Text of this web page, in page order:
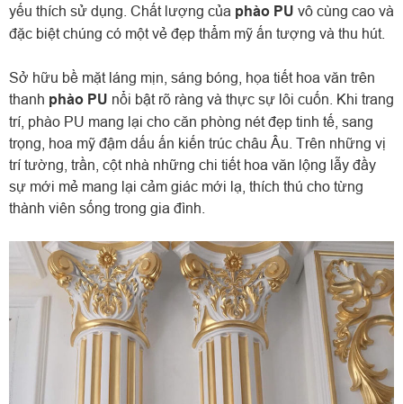
yếu thích sử dụng. Chất lượng của phào PU vô cùng cao và
đặc biệt chúng có một vẻ đẹp thẩm mỹ ấn tượng và thu hút.
Sở hữu bề mặt láng mịn, sáng bóng, họa tiết hoa văn trên
thanh phào PU nổi bật rõ ràng và thực sự lôi cuốn. Khi trang
trí, phào PU mang lại cho căn phòng nét đẹp tinh tế, sang
trọng, hoa mỹ đậm dấu ấn kiến trúc châu Âu. Trên những vị
trí tường, trần, cột nhà những chi tiết hoa văn lộng lẫy đầy
sự mới mẻ mang lại cảm giác mới lạ, thích thú cho từng
thành viên sống trong gia đình.